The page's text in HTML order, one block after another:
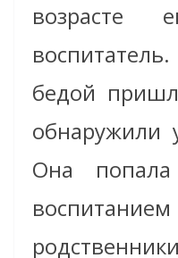
возрасте
бедой
обнаружили
Она